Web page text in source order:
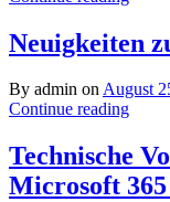
Neuigkeiten
By admin onAugust
Continue reading
Technische
Microsoft